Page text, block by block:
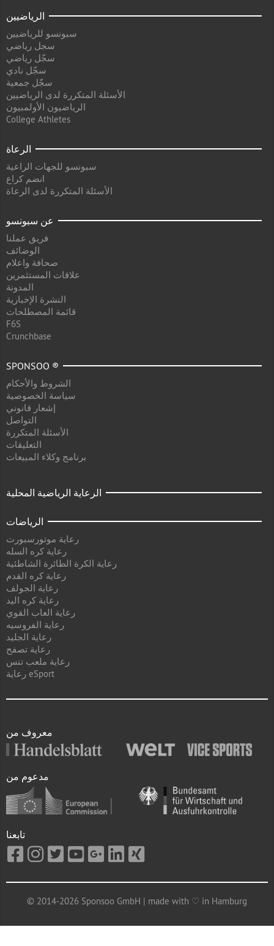
الرياضيين
سبونسو للرياضيين
سجل رياضي
سجّل رياضي
سجّل نادي
سجّل جمعية
الأسئلة المتكررة لدى الرياضيين
الرياضيون الأولمبيون
College Athletes
الرعاة
سبونسو للجهات الراعية
انضم كراع
الأسئلة المتكررة لدى الرعاة
عن سبونسو
فريق عملنا
الوضائف
صحافة واعلام
علاقات المستثمرين
المدونة
النشرة الإخبارية
قائمة المصطلحات
F6S
Crunchbase
SPONSOO ®
الشروط والأحكام
سياسة الخصوصية
إشعار قانوني
التواصل
الأسئلة المتكررة
التعليقات
برنامج وكلاء المبيعات
الرعاية الرياضية المحلية
الرياضات
رعاية موتورسبورت
رعاية كره السله
رعاية الكرة الطائرة الشاطئية
رعاية كره القدم
رعاية الجولف
رعاية كره اليد
رعاية العاب القوي
رعاية الفروسيه
رعاية الجليد
رعاية تصفح
رعاية ملعب تنس
رعاية eSport
معروف من
مدعوم من
تابعنا
© 2014-2026 Sponsoo GmbH | made with ♡ in Hamburg